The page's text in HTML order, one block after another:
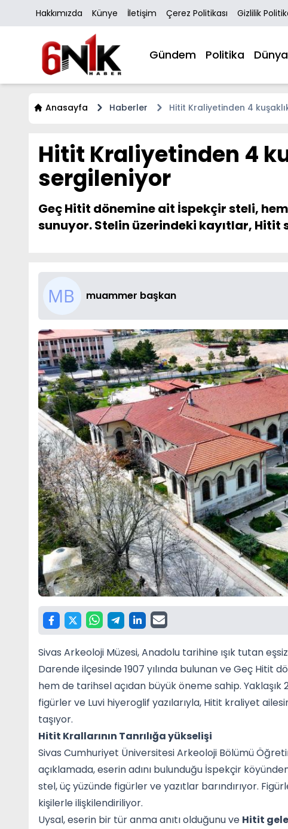
Hakkımızda Künye İletişim Çerez Politikası Gizlilik
Gündem Politika Dünya
Anasayfa Haberler Hitit Kraliyetinden 4
Hitit Kraliyetinden 4
sergileniyor
Geç Hitit dönemine ait İspekçir steli,
sunuyor. Stelin üzerindeki kayıtlar, Hitit
muammer başkan
Sivas Arkeoloji Müzesi, Anadolu tarihine ışık tutan
Darende ilçesinde 1907 yılında bulunan ve Geç
hem de tarihsel açıdan büyük öneme sahip. Yaklaşık
figürler ve Luvi hiyeroglif yazılarıyla, Hitit kraliyet
taşıyor.
Hitit Krallarının Tanrılığa yükselişi
Sivas Cumhuriyet Üniversitesi Arkeoloji Bölümü
açıklamada, eserin adını bulunduğu İspekçir
stel, üç yüzünde figürler ve yazıtlar barındırıyor.
kişilerle ilişkilendiriliyor.
Uysal, eserin bir tür anma anıtı olduğunu ve Hitit